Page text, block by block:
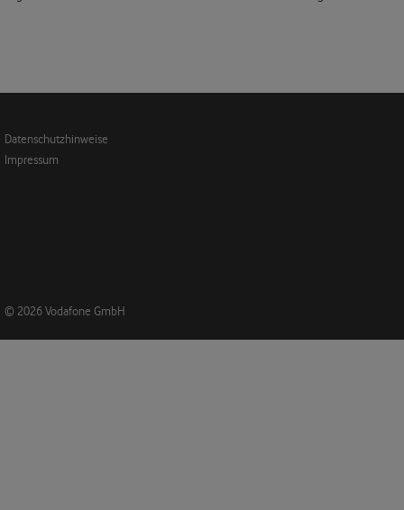
Datenschutzhinweise
Impressum
© 2026 Vodafone GmbH